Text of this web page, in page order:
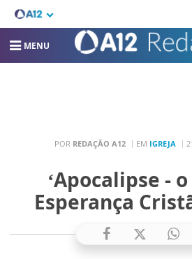
MENU
POR REDAÇÃO A12 EM IGREJA
‘Apocalipse -
Esperança